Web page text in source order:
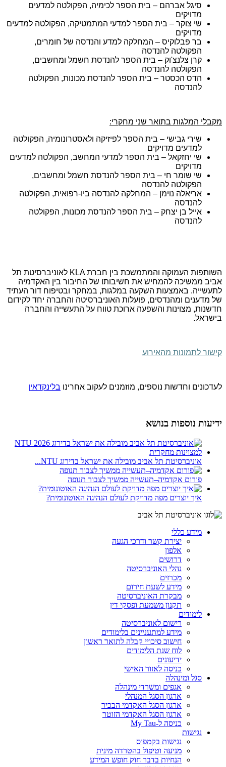
סיגל אברהם – בית הספר לכימיה, הפקולטה למדעים
מדויקים
שי צוקר – בית הספר למדעי המתמטיקה, הפקולטה למדעים
מדויקים
בר פבלוקיס – המחלקה למדע והנדסה של חומרים,
הפקולטה להנדסה
קרן צלנצ'וק – בית הספר להנדסת חשמל ומחשבים,
הפקולטה להנדסה
הדס הכסטר – בית הספר להנדסת מכונות, הפקולטה
להנדסה
מקבלי המלגות בתואר שני מחקרי:
שירי גבישי – בית הספר לפיזיקה ולאסטרונומיה, הפקולטה
למדעים מדויקים
שי יחזקאל – בית הספר למדעי המחשב, הפקולטה למדעים
מדויקים
שי שומר חי – בית הספר להנדסת חשמל ומחשבים,
הפקולטה להנדסה
אריאלה נוימן – המחלקה להנדסה ביו-רפואית, הפקולטה
להנדסה
אייל בן יצחק – בית הספר להנדסת מכונות, הפקולטה
להנדסה
השותפות העמוקה והמתמשכת בין חברתKLA לאוניברסיטת תל
אביב ממשיכה להמחיש את חשיבותו של החיבור בין האקדמיה
לתעשייה. באמצעות השקעה במלגות, במחקר ובטיפוח דור העתיד
של מדענים ומהנדסים, פועלות האוניברסיטה והחברה יחד לקידום
חדשנות, מצוינות והשפעה ארוכת טווח על התעשייה והחברה
בישראל.
קישור לתמונות מהאירוע
לעדכונים וחדשות נוספים, מוזמנים לעקוב אחרינו בלינקדאין
ידיעות נוספות בנושא
אוניברסיטת תל אביב מובילה את ישראל בדירוג NTU...
פורום אקדמיה–תעשייה ממשיך לצבור תנופה
איך יוצרים מפה מדויקת לעולם הנהיגה האוטונומית?
מידע כללי
יצירת קשר ודרכי הגעה
אלפון
דרושים
נהלי האוניברסיטה
מכרזים
מידע לשעת חירום
מבקרת האוניברסיטה
תקנון משמעת ופסקי דין
לימודים
רישום לאוניברסיטה
מידע למתעניינים בלימודים
חישוב סיכויי קבלה לתואר ראשון
לוח שנת הלימודים
ידיעונים
כניסה לאזור האישי
סגל ומינהלה
אגפים ומשרדי מינהלה
ארגון הסגל המנהלי
ארגון הסגל האקדמי הבכיר
ארגון הסגל האקדמי הזוטר
כניסה ל-My Tau
נגישות
נגישות בקמפוס
מניעה וטיפול בהטרדה מינית
הנחיות בדבר חוק חופש המידע